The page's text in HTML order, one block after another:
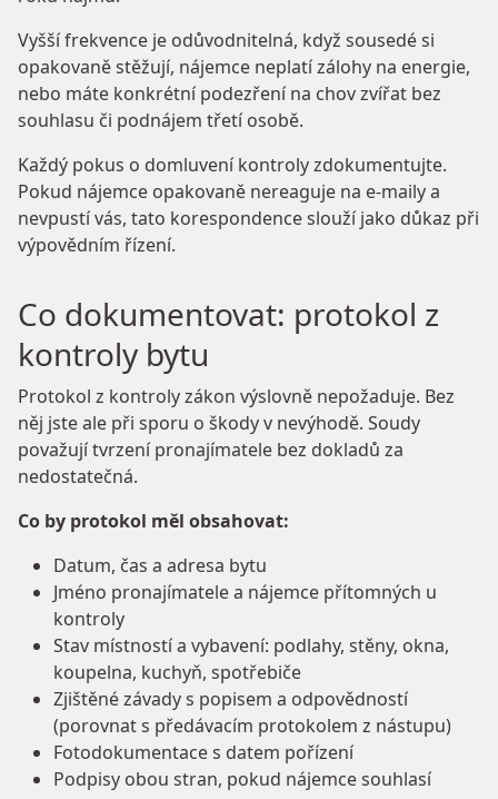
Vyšší frekvence je odůvodnitelná, když sousedé si
opakovaně stěžují, nájemce neplatí zálohy na energie,
nebo máte konkrétní podezření na chov zvířat bez
souhlasu či podnájem třetí osobě.
Každý pokus o domluvení kontroly zdokumentujte.
Pokud nájemce opakovaně nereaguje na e-maily a
nevpustí vás, tato korespondence slouží jako důkaz při
výpovědním řízení.
Co dokumentovat: protokol z
kontroly bytu
Protokol z kontroly zákon výslovně nepožaduje. Bez
něj jste ale při sporu o škody v nevýhodě. Soudy
považují tvrzení pronajímatele bez dokladů za
nedostatečná.
Co by protokol měl obsahovat:
Datum, čas a adresa bytu
Jméno pronajímatele a nájemce přítomných u
kontroly
Stav místností a vybavení: podlahy, stěny, okna,
koupelna, kuchyň, spotřebiče
Zjištěné závady s popisem a odpovědností
(porovnat s předávacím protokolem z nástupu)
Fotodokumentace s datem pořízení
Podpisy obou stran, pokud nájemce souhlasí